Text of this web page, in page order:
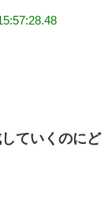
ていくのにど